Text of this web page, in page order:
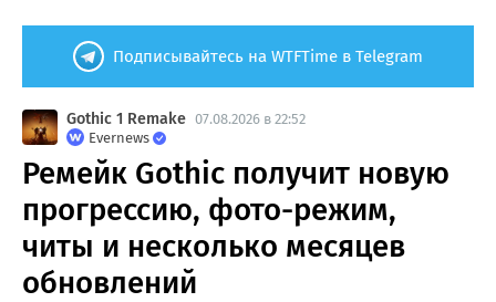
Подписывайтесь на WTFTime в Telegram
Gothic 1 Remake 07.08.2026 в 22:52
Evernews
Ремейк Gothic получит новую
прогрессию, фото-режим,
читы и несколько месяцев
обновлений